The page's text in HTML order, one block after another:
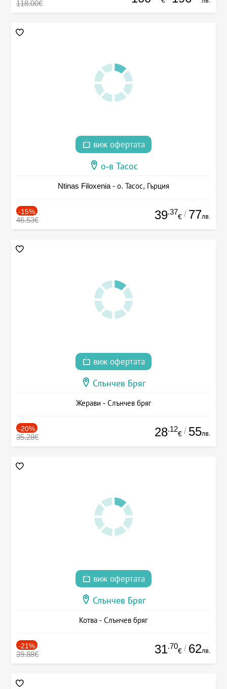
118.00€
виж офертата
о-в Тасос
Ntinas Filoxenia - о. Тасос, Гърция
-15%
46.53€ 39.37
€ / 77лв.
виж офертата
Слънчев Бряг
Жерави - Слънчев бряг
-20%
35.28€ 28.12
€ / 55лв.
виж офертата
Слънчев Бряг
Котва - Слънчев бряг
-21%
39.88€ 31.70
€ / 62лв.